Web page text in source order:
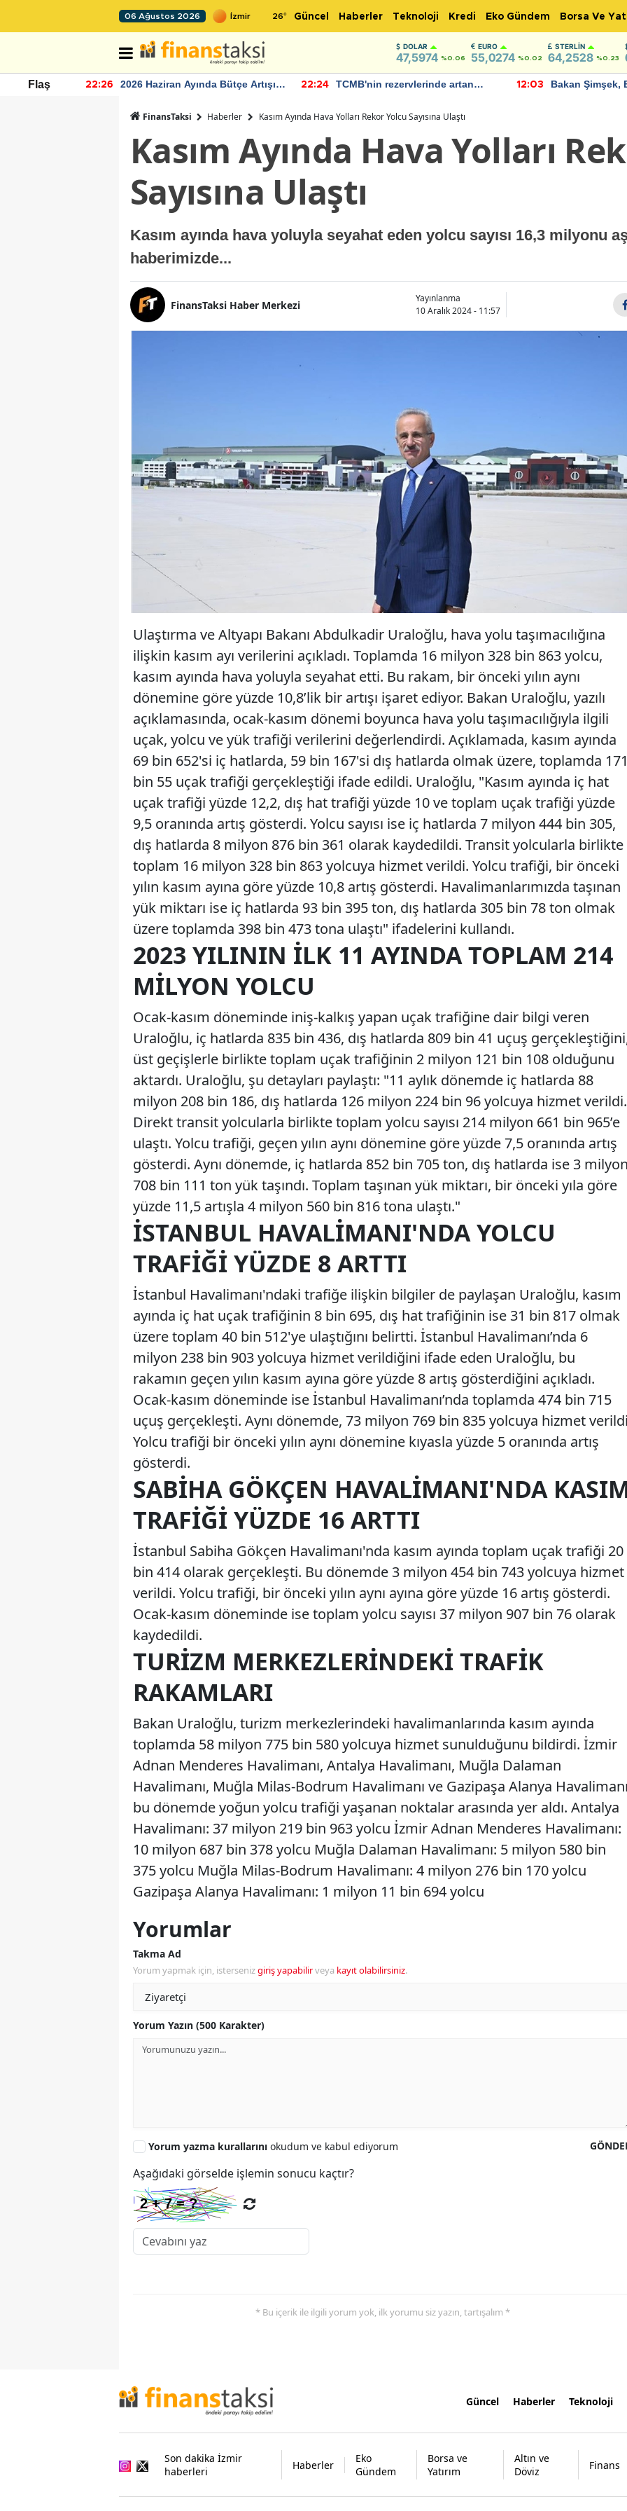
06 Ağustos 2026 26° Güncel Haberler Teknoloji Kredi Eko Gündem Borsa Ve
DOLAR
47,5974 %0.06
EURO
55,0274 %0.02
STERLIN
64,2528 %0.23
Flaş 22:26
2026 Haziran Ayında Bütçe Artışı
22:24
TCMB'nin rezervlerinde artan
12:03
Bakan Şimşek,
FinansTaksi Haberler Kasım Ayında Hava Yolları Rekor Yolcu Sayısına Ulaştı
Kasım Ayında Hava Yolları
Sayısına Ulaştı
Kasım ayında hava yoluyla seyahat eden yolcu sayısı 16,3 milyonu
haberimizde...
FinansTaksi Haber Merkezi
Yayınlanma
10 Aralık 2024 - 11:57
Ulaştırma ve Altyapı Bakanı Abdulkadir Uraloğlu, hava yolu taşımacılığına
ilişkin kasım ayı verilerini açıkladı. Toplamda 16 milyon 328 bin 863 yolcu,
kasım ayında hava yoluyla seyahat etti. Bu rakam, bir önceki yılın aynı
dönemine göre yüzde 10,8’lik bir artışı işaret ediyor. Bakan Uraloğlu, yazılı
açıklamasında, ocak-kasım dönemi boyunca hava yolu taşımacılığıyla ilgili
uçak, yolcu ve yük trafiği verilerini değerlendirdi. Açıklamada, kasım ayında
69 bin 652'si iç hatlarda, 59 bin 167'si dış hatlarda olmak üzere, toplamda
bin 55 uçak trafiği gerçekleştiği ifade edildi. Uraloğlu, "Kasım ayında iç hat
uçak trafiği yüzde 12,2, dış hat trafiği yüzde 10 ve toplam uçak trafiği yüzde
9,5 oranında artış gösterdi. Yolcu sayısı ise iç hatlarda 7 milyon 444 bin 305,
dış hatlarda 8 milyon 876 bin 361 olarak kaydedildi. Transit yolcularla birlikte
toplam 16 milyon 328 bin 863 yolcuya hizmet verildi. Yolcu trafiği, bir önceki
yılın kasım ayına göre yüzde 10,8 artış gösterdi. Havalimanlarımızda taşınan
yük miktarı ise iç hatlarda 93 bin 395 ton, dış hatlarda 305 bin 78 ton olmak
üzere toplamda 398 bin 473 tona ulaştı" ifadelerini kullandı.
2023 YILININ İLK 11 AYINDA TOPLAM 214
MILYON YOLCU
Ocak-kasım döneminde iniş-kalkış yapan uçak trafiğine dair bilgi veren
Uraloğlu, iç hatlarda 835 bin 436, dış hatlarda 809 bin 41 uçuş
üst geçişlerle birlikte toplam uçak trafiğinin 2 milyon 121 bin 108 olduğunu
aktardı. Uraloğlu, şu detayları paylaştı: "11 aylık dönemde iç hatlarda 88
milyon 208 bin 186, dış hatlarda 126 milyon 224 bin 96 yolcuya hizmet verildi.
Direkt transit yolcularla birlikte toplam yolcu sayısı 214 milyon 661 bin 965’e
ulaştı. Yolcu trafiği, geçen yılın aynı dönemine göre yüzde 7,5 oranında artış
gösterdi. Aynı dönemde, iç hatlarda 852 bin 705 ton, dış hatlarda ise 3
708 bin 111 ton yük taşındı. Toplam taşınan yük miktarı, bir önceki yıla göre
yüzde 11,5 artışla 4 milyon 560 bin 816 tona ulaştı."
İSTANBUL HAVALIMANI'NDA YOLCU
TRAFIĞI YÜZDE 8 ARTTI
İstanbul Havalimanı'ndaki trafiğe ilişkin bilgiler de paylaşan Uraloğlu, kasım
ayında iç hat uçak trafiğinin 8 bin 695, dış hat trafiğinin ise 31 bin 817 olmak
üzere toplam 40 bin 512'ye ulaştığını belirtti. İstanbul Havalimanı’nda 6
milyon 238 bin 903 yolcuya hizmet verildiğini ifade eden Uraloğlu, bu
rakamın geçen yılın kasım ayına göre yüzde 8 artış gösterdiğini açıkladı.
Ocak-kasım döneminde ise İstanbul Havalimanı’nda toplamda 474 bin 715
uçuş gerçekleşti. Aynı dönemde, 73 milyon 769 bin 835 yolcuya hizmet
Yolcu trafiği bir önceki yılın aynı dönemine kıyasla yüzde 5 oranında artış
gösterdi.
SABIHA GÖKÇEN HAVALIMANI'NDA
TRAFIĞI YÜZDE 16 ARTTI
İstanbul Sabiha Gökçen Havalimanı'nda kasım ayında toplam uçak trafiği 20
bin 414 olarak gerçekleşti. Bu dönemde 3 milyon 454 bin 743 yolcuya hizmet
verildi. Yolcu trafiği, bir önceki yılın aynı ayına göre yüzde 16 artış gösterdi.
Ocak-kasım döneminde ise toplam yolcu sayısı 37 milyon 907 bin 76 olarak
kaydedildi.
TURIZM MERKEZLERINDEKI TRAFIK
RAKAMLARI
Bakan Uraloğlu, turizm merkezlerindeki havalimanlarında kasım ayında
toplamda 58 milyon 775 bin 580 yolcuya hizmet sunulduğunu bildirdi. İzmir
Adnan Menderes Havalimanı, Antalya Havalimanı, Muğla Dalaman
Havalimanı, Muğla Milas-Bodrum Havalimanı ve Gazipaşa Alanya
bu dönemde yoğun yolcu trafiği yaşanan noktalar arasında yer aldı. Antalya
Havalimanı: 37 milyon 219 bin 963 yolcu İzmir Adnan Menderes Havalimanı:
10 milyon 687 bin 378 yolcu Muğla Dalaman Havalimanı: 5 milyon 580 bin
375 yolcu Muğla Milas-Bodrum Havalimanı: 4 milyon 276 bin 170 yolcu
Gazipaşa Alanya Havalimanı: 1 milyon 11 bin 694 yolcu
Yorumlar
Takma Ad
Yorum yapmak için, istersenizgiriş yapabilirveya kayıt olabilirsiniz.
Yorum Yazın (500 Karakter)
Yorum yazma kurallarını okudum ve kabul ediyorum
Aşağıdaki görselde işlemin sonucu kaçtır?
* Bu içerik ile ilgili yorum yok, ilk yorumu siz yazın, tartışalım *
Güncel Haberler Teknoloji
Son dakika İzmir
haberleri
Haberler
Eko
Gündem
Borsa ve
Yatırım
Altın ve
Döviz
Finans